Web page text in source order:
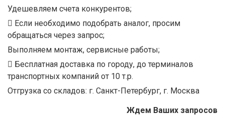
Удешевляем счета конкурентов;
Если необходимо подобрать аналог, просим
обращаться через запрос;
Выполняем монтаж, сервисные работы;
Бесплатная доставка по городу, до терминалов
транспортных компаний от 10 т.р.
Отгрузка со складов: г. Санкт-Петербург, г. Москва
Ждем Ваших запросов